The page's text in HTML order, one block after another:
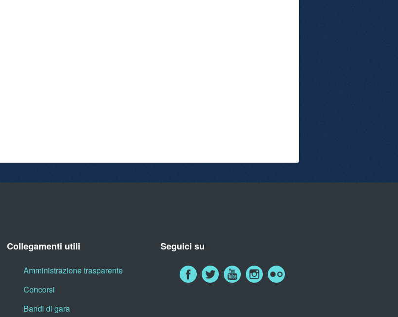
Collegamenti utili
Amministrazione trasparente
Concorsi
Bandi di gara
Seguici su